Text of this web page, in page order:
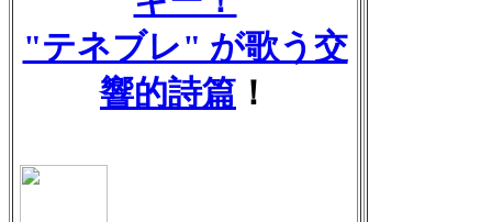
"テネブレ" が歌う交
響的詩篇 ！